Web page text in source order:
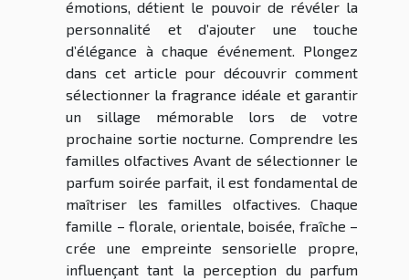
émotions, détient le pouvoir de révéler la
personnalité et d’ajouter une touche
d’élégance à chaque événement. Plongez
dans cet article pour découvrir comment
sélectionner la fragrance idéale et garantir
un sillage mémorable lors de votre
prochaine sortie nocturne. Comprendre les
familles olfactives Avant de sélectionner le
parfum soirée parfait, il est fondamental de
maîtriser les familles olfactives. Chaque
famille – florale, orientale, boisée, fraîche –
crée une empreinte sensorielle propre,
influençant tant la perception du parfum